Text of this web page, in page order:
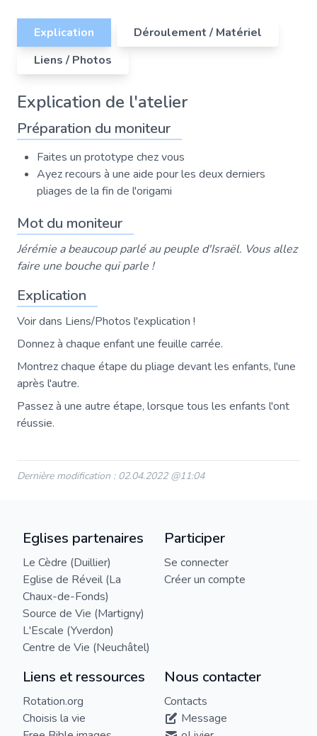
Explication
Déroulement / Matériel
Liens / Photos
Explication de l'atelier
Préparation du moniteur
Faites un prototype chez vous
Ayez recours à une aide pour les deux derniers
pliages de la fin de l'origami
Mot du moniteur
Jérémie a beaucoup parlé au peuple d'Israël. Vous allez
faire une bouche qui parle !
Explication
Voir dans Liens/Photos l'explication !
Donnez à chaque enfant une feuille carrée.
Montrez chaque étape du pliage devant les enfants, l'une
après l'autre.
Passez à une autre étape, lorsque tous les enfants l'ont
réussie.
Dernière modification : 02.04.2022 @11:04
Eglises partenaires
Le Cèdre (Duillier)
Eglise de Réveil (La
Chaux-de-Fonds)
Source de Vie (Martigny)
L'Escale (Yverdon)
Centre de Vie (Neuchâtel)
Participer
Se connecter
Créer un compte
Liens et ressources
Rotation.org
Choisis la vie
Nous contacter
Contacts
Message